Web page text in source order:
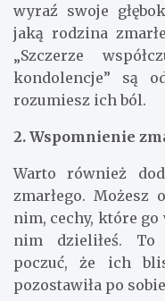
wyraź swoje
jaką rodzina
„Szczerze
kondolencje” są
rozumiesz ich ból.
2. Wspomnienie
Warto również
zmarłego. Możesz
nim, cechy, które
nim dzieliłeś. To
poczuć, że ich
pozostawiła po